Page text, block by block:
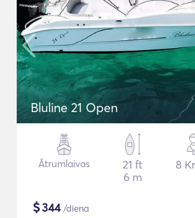
Bluline 21 Open
Ātrumlaivas
21 ft
6 m
8
$344/diena